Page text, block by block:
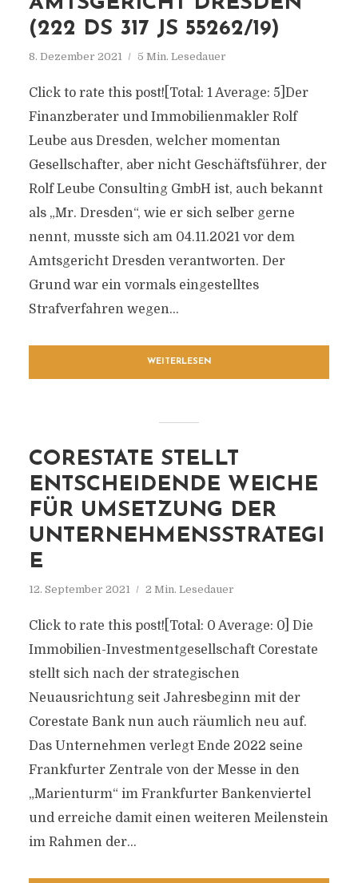
(222 DS 317 JS 55262/19)
8. Dezember 2021 5 Min. Lesedauer
Click to rate this post![Total: 1 Average: 5]Der
Finanzberater und Immobilienmakler Rolf
Leube aus Dresden, welcher momentan
Gesellschafter, aber nicht Geschäftsführer, der
Rolf Leube Consulting GmbH ist, auch bekannt
als „Mr. Dresden“, wie er sich selber gerne
nennt, musste sich am 04.11.2021 vor dem
Amtsgericht Dresden verantworten. Der
Grund war ein vormals eingestelltes
Strafverfahren wegen...
WEITERLESEN
CORESTATE STELLT
ENTSCHEIDENDE WEICHE
FÜR UMSETZUNG DER
UNTERNEHMENSSTRATEGI
E
12. September 2021 2 Min. Lesedauer
Click to rate this post![Total: 0 Average: 0] Die
Immobilien-Investmentgesellschaft Corestate
stellt sich nach der strategischen
Neuausrichtung seit Jahresbeginn mit der
Corestate Bank nun auch räumlich neu auf.
Das Unternehmen verlegt Ende 2022 seine
Frankfurter Zentrale von der Messe in den
„Marienturm“ im Frankfurter Bankenviertel
und erreiche damit einen weiteren Meilenstein
im Rahmen der...